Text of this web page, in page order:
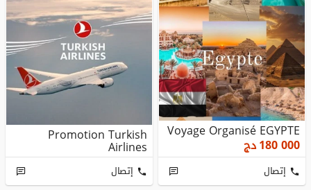
Voyage Organisé EGYPTE
180 000دج
إتصال
Promotion Turkish
Airlines
إتصال